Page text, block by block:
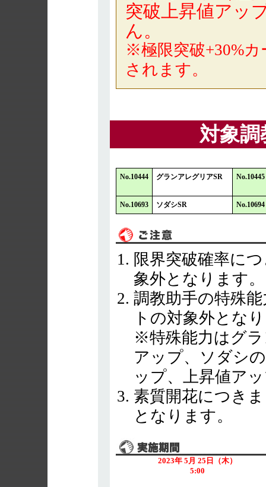
突破上昇値アッ
ん。
※極限突破+30%カ
されます。
対象
No.10444 グランアレグリアSR No.10445
No.10693 ソダシSR No.10694
限界突破確率に
象外となります。
調教助手の特殊
トの対象外とな
※特殊能力はグ
アップ、ソダシ
ップ、上昇値ア
素質開花につき
となります。
2023年 5月 25日（木）
5:00